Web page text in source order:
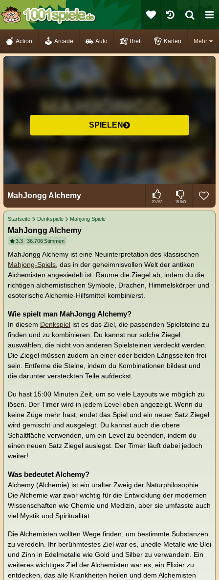
Mehr
Action Arcade Auto Brett Karten
SPIELEN
MahJongg Alchemy
20.863 15.843
Startseite Denkspiele Mahjong Spiele
MahJongg Alchemy
3.3 36.706Stimmen
MahJongg Alchemy ist eine Neuinterpretation des klassischen
Mahjong-Spiels, das in der geheimnisvollen Welt der antiken
Alchemisten angesiedelt ist. Räume die Ziegel ab, indem du die
richtigen alchemistischen Symbole, Drachen, Himmelskörper und
esoterische Alchemie-Hilfsmittel kombinierst.
Wie spielt man MahJongg Alchemy?
In diesem Denkspiel ist es das Ziel, die passenden Spielsteine zu
finden und zu kombinieren. Du kannst nur solche Ziegel
auswählen, die nicht von anderen Spielsteinen verdeckt werden.
Die Ziegel müssen zudem an einer oder beiden Längsseiten frei
sein. Entferne die Steine, indem du Kombinationen bildest und
die darunter versteckten Teile aufdeckst.
Du hast 15:00 Minuten Zeit, um so viele Layouts wie möglich zu
lösen. Der Timer wird in jedem Level oben angezeigt. Wenn du
keine Züge mehr hast, endet das Spiel und ein neuer Satz Ziegel
wird gemischt und ausgelegt. Du kannst auch die obere
Schaltfläche verwenden, um ein Level zu beenden, indem du
einen neuen Satz Ziegel auslegst. Der Timer läuft dabei jedoch
weiter!
Was bedeutet Alchemy?
Alchemy (Alchemie) ist ein uralter Zweig der Naturphilosophie.
Die Alchemie war zwar wichtig für die Entwicklung der modernen
Wissenschaften wie Chemie und Medizin, aber sie umfasste auch
viel Mystik und Spiritualität.
Die Alchemisten wollten Wege finden, um bestimmte Substanzen
zu veredeln. Ihr berühmtestes Ziel war es, unedle Metalle wie Blei
und Zinn in Edelmetalle wie Gold und Silber zu verwandeln. Ein
weiteres wichtiges Ziel der Alchemisten war es, ein Elixier zu
entdecken, das alle Krankheiten heilen und dem Alchemisten